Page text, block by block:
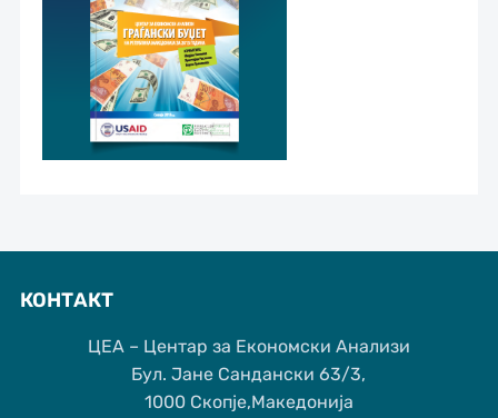
КОНТАКТ
ЦЕА – Центар за Економски Анализи
Бул. Јане Сандански 63/3,
1000 Скопје,Македонија